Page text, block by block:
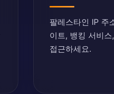
팔레스타인 IP 주
이트, 뱅킹 서비
접근하세요.